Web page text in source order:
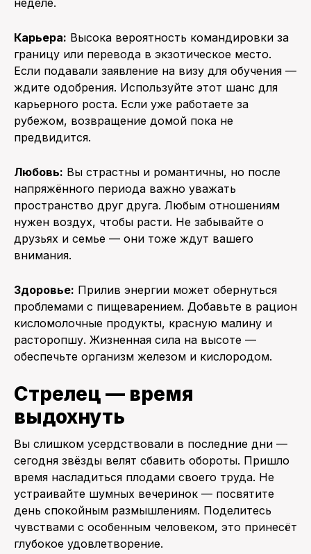
неделе.
Карьера: Высока вероятность командировки за
границу или перевода в экзотическое место.
Если подавали заявление на визу для обучения —
ждите одобрения. Используйте этот шанс для
карьерного роста. Если уже работаете за
рубежом, возвращение домой пока не
предвидится.
Любовь: Вы страстны и романтичны, но после
напряжённого периода важно уважать
пространство друг друга. Любым отношениям
нужен воздух, чтобы расти. Не забывайте о
друзьях и семье — они тоже ждут вашего
внимания.
Здоровье: Прилив энергии может обернуться
проблемами с пищеварением. Добавьте в рацион
кисломолочные продукты, красную малину и
расторопшу. Жизненная сила на высоте —
обеспечьте организм железом и кислородом.
Стрелец — время
выдохнуть
Вы слишком усердствовали в последние дни —
сегодня звёзды велят сбавить обороты. Пришло
время насладиться плодами своего труда. Не
устраивайте шумных вечеринок — посвятите
день спокойным размышлениям. Поделитесь
чувствами с особенным человеком, это принесёт
глубокое удовлетворение.